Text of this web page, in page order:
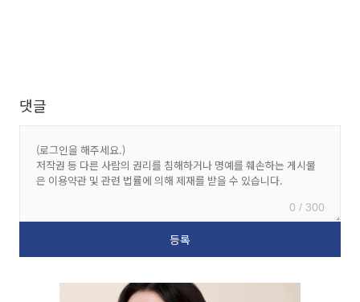
댓글
0 / 300